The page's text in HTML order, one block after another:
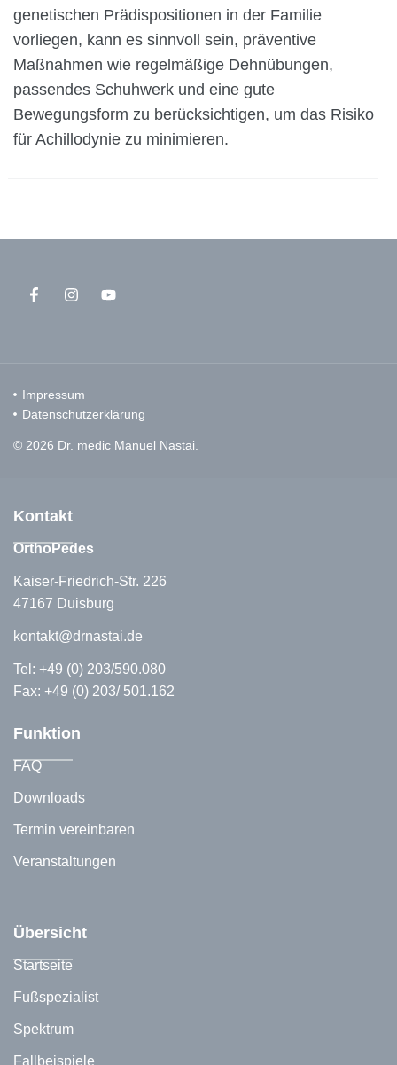
genetischen Prädispositionen in der Familie
vorliegen, kann es sinnvoll sein, präventive
Maßnahmen wie regelmäßige Dehnübungen,
passendes Schuhwerk und eine gute
Bewegungsform zu berücksichtigen, um das Risiko
für Achillodynie zu minimieren.
Impressum
Datenschutzerklärung
© 2026 Dr. medic Manuel Nastai.
Kontakt
OrthoPedes
Kaiser-Friedrich-Str. 226
47167 Duisburg
kontakt@drnastai.de
Tel: +49 (0) 203/590.080
Fax: +49 (0) 203/ 501.162
Funktion
FAQ
Downloads
Termin vereinbaren
Veranstaltungen
Übersicht
Startseite
Fußspezialist
Spektrum
Fallbeispiele